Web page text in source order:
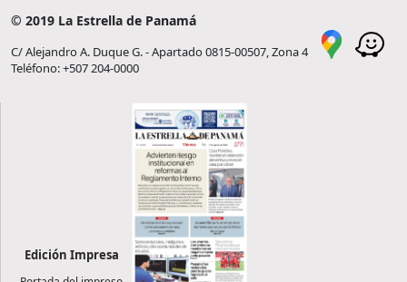
© 2019 La Estrella de Panamá
C/ Alejandro A. Duque G. - Apartado 0815-00507, Zona 4
Teléfono: +507 204-0000
Edición Impresa